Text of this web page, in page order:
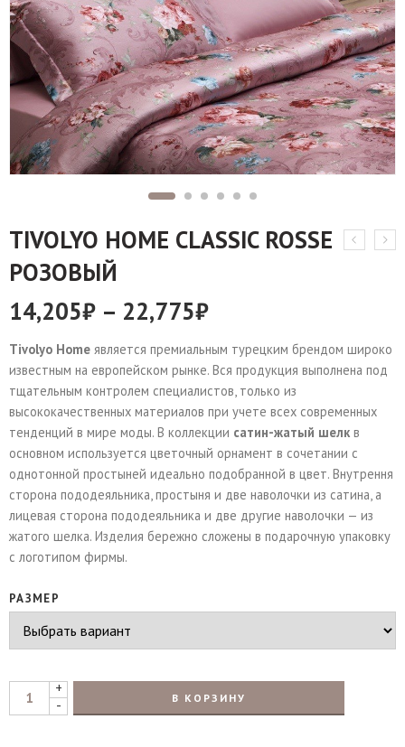
TIVOLYO HOME CLASSIC ROSSE
РОЗОВЫЙ
14,205₽ – 22,775₽
Tivolyo Home является премиальным турецким брендом широко
известным на европейском рынке. Вся продукция выполнена под
тщательным контролем специалистов, только из
высококачественных материалов при учете всех современных
тенденций в мире моды. В коллекции сатин-жатый шелк в
основном используется цветочный орнамент в сочетании с
однотонной простыней идеально подобранной в цвет. Внутрення
сторона пододеяльника, простыня и две наволочки из сатина, а
лицевая сторона пододеяльника и две другие наволочки — из
жатого шелка. Изделия бережно сложены в подарочную упаковку
с логотипом фирмы.
РАЗМЕР
+
-
В КОРЗИНУ